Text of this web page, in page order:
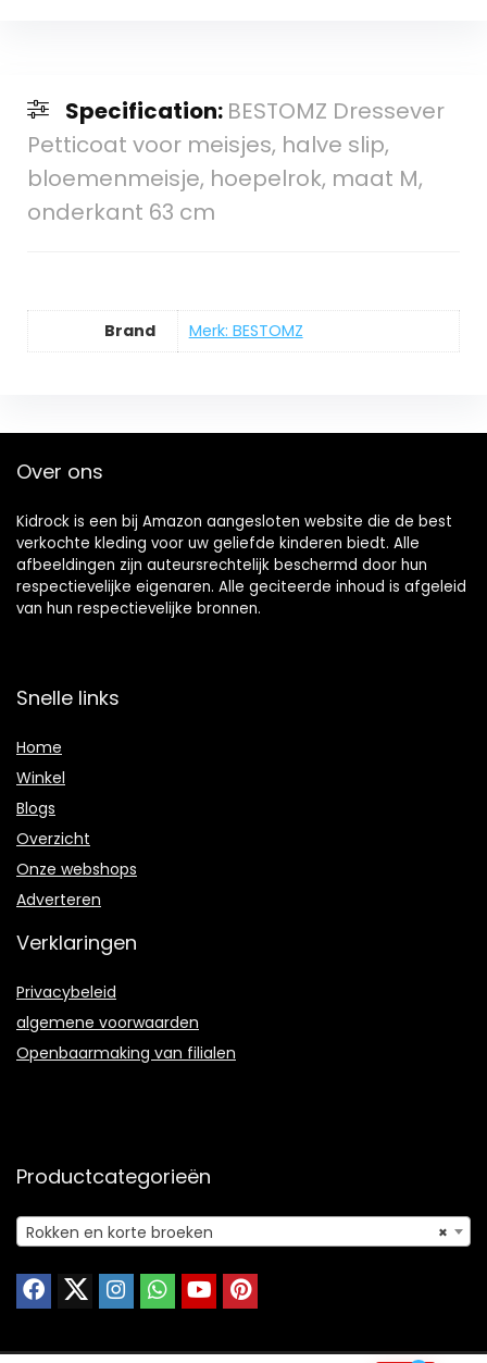
Specification: BESTOMZ Dressever
Petticoat voor meisjes, halve slip,
bloemenmeisje, hoepelrok, maat M,
onderkant 63 cm
Brand Merk: BESTOMZ
Over ons
Kidrock is een bij Amazon aangesloten website die de best
verkochte kleding voor uw geliefde kinderen biedt. Alle
afbeeldingen zijn auteursrechtelijk beschermd door hun
respectievelijke eigenaren. Alle geciteerde inhoud is afgeleid
van hun respectievelijke bronnen.
Snelle links
Home
Winkel
Blogs
Overzicht
Onze webshops
Adverteren
Verklaringen
Privacybeleid
algemene voorwaarden
Openbaarmaking van filialen
Productcategorieën
×
Rokken en korte broeken